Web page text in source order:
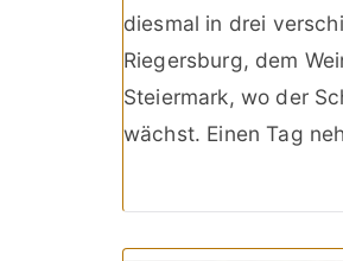
diesmal in drei
Riegersburg, dem
Steiermark, wo der
wächst. Einen Tag